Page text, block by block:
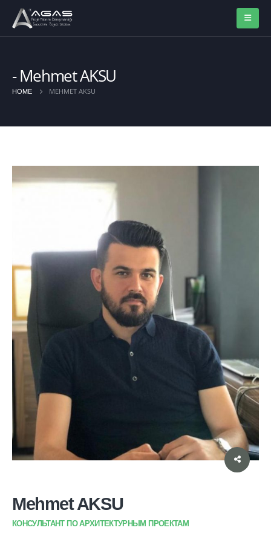
Mehmet AKSU
HOME MEHMET AKSU
Mehmet AKSU
КОНСУЛЬТАНТ ПО АРХИТЕКТУРНЫМ ПРОЕКТАМ